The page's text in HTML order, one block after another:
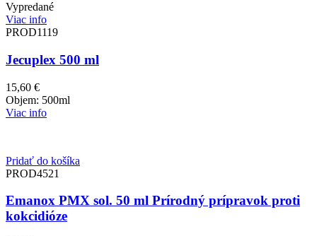
Vypredané
Viac info
PROD1119
Jecuplex 500 ml
15,60 €
Objem: 500ml
Viac info
Pridať do košíka
PROD4521
Emanox PMX sol. 50 ml Prírodný prípravok proti
kokcidióze